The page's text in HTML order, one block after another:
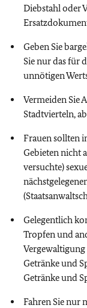
Diebstahl oder
Geben Sie
Sie nur das für
unnötigen
Vermeiden Sie
Stadtvierteln,
Frauen sollten
Gebieten nicht
versuchte)
Gelegentlich
Tropfen und
Vergewaltigung
Getränke und
Getränke und
Fahren Sie nur